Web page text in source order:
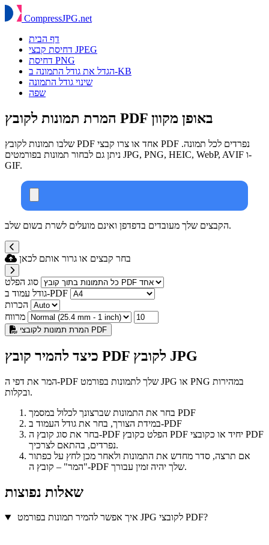
CompressJPG.net
דף הבית
דחיסת קבצי JPEG
דחיסת PNG
הגדל את גודל התמונה ב-KB
שינוי גודל התמונה
שפה
המרת תמונות לקובץ PDF באופן מקוון
שלבו תמונות לקובץ PDF אחד או צרו קבצי PDF נפרדים לכל תמונה.
ניתן גם לבחור תמונות בפורמטים JPG, PNG, HEIC, WebP, AVIF ו-
GIF.
הקבצים שלך מעובדים בדפדפן ואינם מועלים לשרת בשום שלב.
בחר קבצים או גרור אותם לכאן
גודל עמוד ב-PDF
המרת תמונות לקובצי PDF
כיצד להמיר קובץ PDF לקובץ JPG
המר את דפי ה-PDF שלך לתמונות בפורמט JPG או PNG במהירות
ובקלות.
בחר את התמונות שברצונך לכלול במסמך PDF
במידת הצורך, בחר את גודל העמוד ב-PDF
בחר את סוג קובץ ה-PDF הפלט כקובץ PDF יחיד או כקובצי PDF
נפרדים, בהתאם לצרכיך.
אם תרצה, סדר מחדש את התמונות ולאחר מכן לחץ על כפתור
"המר" – קובץ ה-PDF שלך יהיה זמין עבורך.
שאלות נפוצות
איך אפשר להמיר תמונות בפורמט JPG לקובצי PDF?